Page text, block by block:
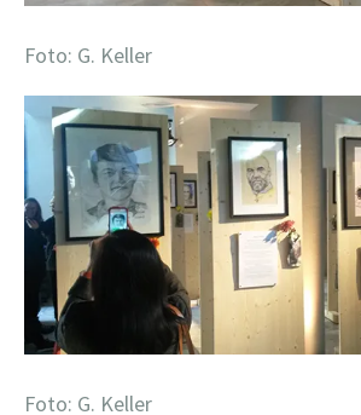
Foto: G. Keller
Foto: G. Keller